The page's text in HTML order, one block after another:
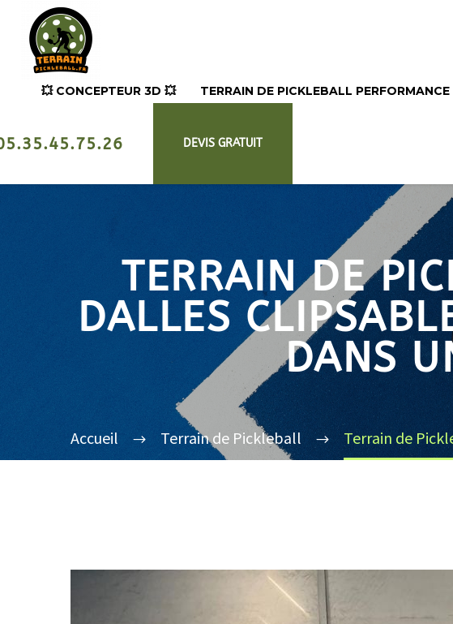
💥​ CONCEPTEUR 3D 💥​ TERRAIN DE PICKLEBALL PERFORMANCE
DEVIS GRATUIT
TERRAIN DE
DALLES
DANS
Accueil Terrain de Pickleball Terrain de